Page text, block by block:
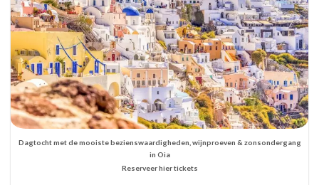
Dagtocht met de mooiste bezienswaardigheden, wijnproeven & zonsondergang
in Oia
Reserveer hier tickets